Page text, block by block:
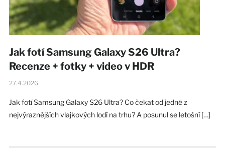
Jak fotí Samsung Galaxy S26 Ultra?
Recenze + fotky + video v HDR
27.4.2026
Jak fotí Samsung Galaxy S26 Ultra? Co čekat od jedné z
nejvýraznějších vlajkových lodí na trhu? A posunul se letošní […]